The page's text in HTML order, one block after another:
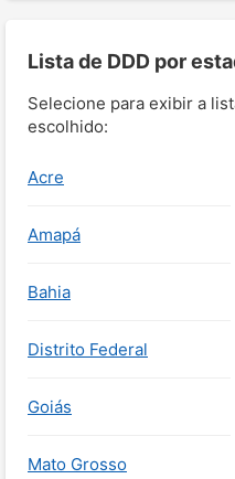
Lista de DDD por
Selecione para exibir a
escolhido:
Acre
Amapá
Bahia
Distrito Federal
Goiás
Mato Grosso